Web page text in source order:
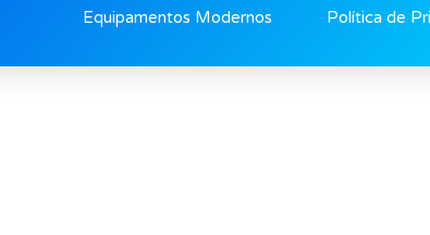
Equipamentos Modernos Política de